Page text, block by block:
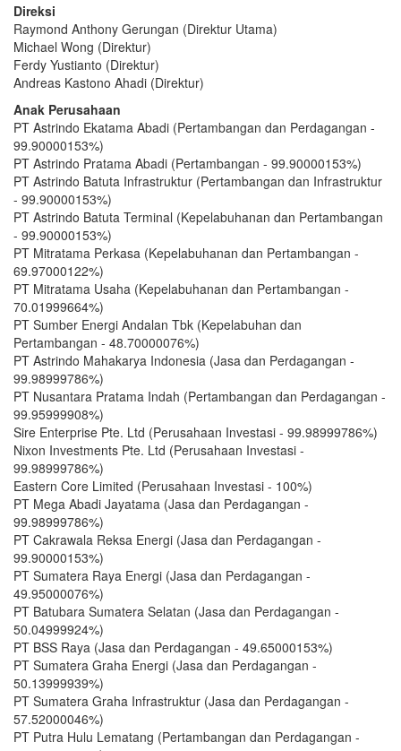
Direksi
Raymond Anthony Gerungan (Direktur Utama)
Michael Wong (Direktur)
Ferdy Yustianto (Direktur)
Andreas Kastono Ahadi (Direktur)
Anak Perusahaan
PT Astrindo Ekatama Abadi (Pertambangan dan Perdagangan -
99.90000153%)
PT Astrindo Pratama Abadi (Pertambangan - 99.90000153%)
PT Astrindo Batuta Infrastruktur (Pertambangan dan Infrastruktur
- 99.90000153%)
PT Astrindo Batuta Terminal (Kepelabuhanan dan Pertambangan
- 99.90000153%)
PT Mitratama Perkasa (Kepelabuhanan dan Pertambangan -
69.97000122%)
PT Mitratama Usaha (Kepelabuhanan dan Pertambangan -
70.01999664%)
PT Sumber Energi Andalan Tbk (Kepelabuhan dan
Pertambangan - 48.70000076%)
PT Astrindo Mahakarya Indonesia (Jasa dan Perdagangan -
99.98999786%)
PT Nusantara Pratama Indah (Pertambangan dan Perdagangan -
99.95999908%)
Sire Enterprise Pte. Ltd (Perusahaan Investasi - 99.98999786%)
Nixon Investments Pte. Ltd (Perusahaan Investasi -
99.98999786%)
Eastern Core Limited (Perusahaan Investasi - 100%)
PT Mega Abadi Jayatama (Jasa dan Perdagangan -
99.98999786%)
PT Cakrawala Reksa Energi (Jasa dan Perdagangan -
99.90000153%)
PT Sumatera Raya Energi (Jasa dan Perdagangan -
49.95000076%)
PT Batubara Sumatera Selatan (Jasa dan Perdagangan -
50.04999924%)
PT BSS Raya (Jasa dan Perdagangan - 49.65000153%)
PT Sumatera Graha Energi (Jasa dan Perdagangan -
50.13999939%)
PT Sumatera Graha Infrastruktur (Jasa dan Perdagangan -
57.52000046%)
PT Putra Hulu Lematang (Pertambangan dan Perdagangan -